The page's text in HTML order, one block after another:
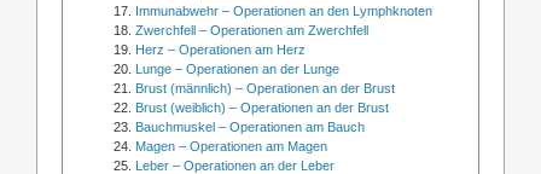
Immunabwehr – Operationen an den Lymphknoten
Zwerchfell – Operationen am Zwerchfell
Herz – Operationen am Herz
Lunge – Operationen an der Lunge
Brust (männlich) – Operationen an der Brust
Brust (weiblich) – Operationen an der Brust
Bauchmuskel – Operationen am Bauch
Magen – Operationen am Magen
Leber – Operationen an der Leber